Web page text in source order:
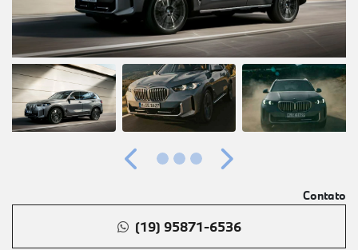
Anterior Próximo
Contato
(19) 95871-6536